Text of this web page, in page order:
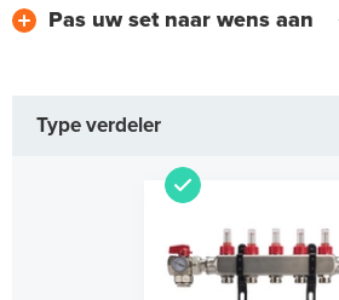
Pas uw set naar wens aan
Type verdeler